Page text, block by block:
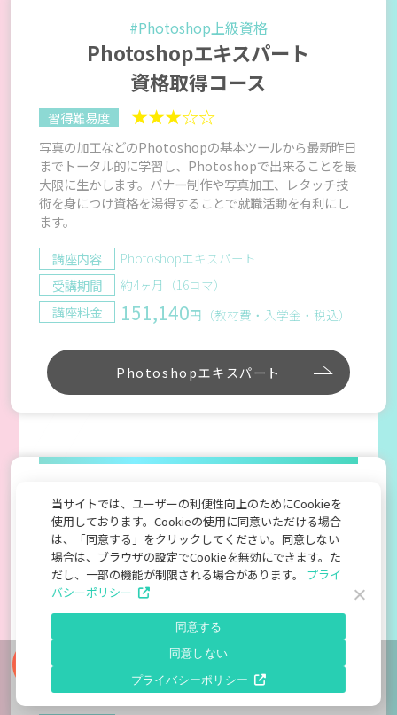
#Photoshop上級資格
Photoshopエキスパート
資格取得コース
習得難易度 ★★★☆☆
写真の加工などのPhotoshopの基本ツールから最新昨日
までトータル的に学習し、Photoshopで出来ることを最
大限に生かします。バナー制作や写真加工、レタッチ技
術を身につけ資格を湯得することで就職活動を有利にし
ます。
講座内容
Photoshopエキスパート
受講期間 約4ヶ月（16コマ）
講座料金 151,140円（教材費・入学金・税込）
Photoshopエキスパート
#Illustrator上級資格
Illustratorエキスパート
資格取得コース
習得難易度 ★★★☆☆
Illustratorのスキルを身につけ印刷データなどを制作す
るスキルを身につけます。さまざまなデータの印刷物を
制作するスキルやIllustratorの最新スキルまでトータル
的に身につけます。スキルを資格によって証明すること
で就職や転職活動を有利にします。
資料請求 / 無料体験
当サイトでは、ユーザーの利便性向上のためにCookieを
使用しております。Cookieの使用に同意いただける場合
は、「同意する」をクリックしてください。同意しない
場合は、ブラウザの設定でCookieを無効にできます。た
だし、一部の機能が制限される場合があります。 プライ
バシーポリシー
同意する
同意しない
プライバシーポリシー